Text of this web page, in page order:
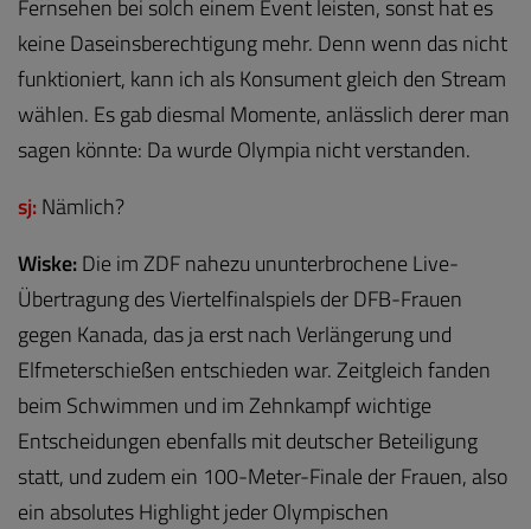
Fernsehen bei solch einem Event leisten, sonst hat es
keine Daseinsberechtigung mehr. Denn wenn das nicht
funktioniert, kann ich als Konsument gleich den Stream
wählen. Es gab diesmal Momente, anlässlich derer man
sagen könnte: Da wurde Olympia nicht verstanden.
sj:Nämlich?
Wiske:Die im ZDF nahezu ununterbrochene Live-
Übertragung des Viertelfinalspiels der DFB-Frauen
gegen Kanada, das ja erst nach Verlängerung und
Elfmeterschießen entschieden war. Zeitgleich fanden
beim Schwimmen und im Zehnkampf wichtige
Entscheidungen ebenfalls mit deutscher Beteiligung
statt, und zudem ein 100-Meter-Finale der Frauen, also
ein absolutes Highlight jeder Olympischen